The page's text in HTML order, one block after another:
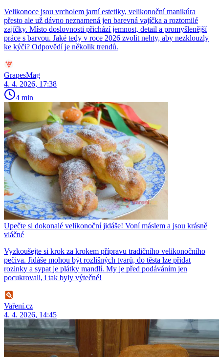
Velikonoce jsou vrcholem jarní estetiky, velikonoční manikúra
přesto ale už dávno neznamená jen barevná vajíčka a roztomilé
zajíčky. Místo doslovnosti přichází jemnost, detail a promyšlenější
práce s barvou. Jaké tedy v roce 2026 zvolit nehty, aby nezklouzly
ke kýči? Odpovědí je několik trendů.
GrapesMag
4. 4. 2026, 17:38
4 min
Upečte si dokonalé velikonoční jidáše! Voní máslem a jsou krásně
vláčné
Vyzkoušejte si krok za krokem přípravu tradičního velikonočního
pečiva. Jidáše mohou být rozlišných tvarů, do těsta lze přidat
rozinky a sypat je plátky mandlí. My je před podáváním jen
pocukrovali, i tak byly výtečné!
Vaření.cz
4. 4. 2026, 14:45